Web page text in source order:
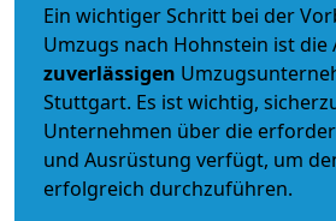
Ein wichtiger Schritt bei der
Umzugs nach Hohnstein ist die
zuverlässigen
Stuttgart. Es ist wichtig,
Unternehmen über die
und Ausrüstung verfügt, um
erfolgreich durchzuführen.